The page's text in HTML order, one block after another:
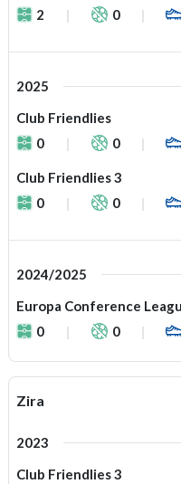
2
0
2025
Club Friendlies
0
0
Club Friendlies 3
0
0
2024/2025
Europa Conference
0
0
Zira
2023
Club Friendlies 3